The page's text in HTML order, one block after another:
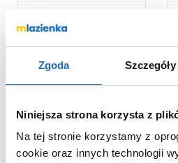
Zgoda Szczegóły
Niniejsza strona korzysta z
Na tej stronie korzystamy z
cookie oraz innych technologii
OŚWIETLENIE SZYNOWE
I LINKOWE